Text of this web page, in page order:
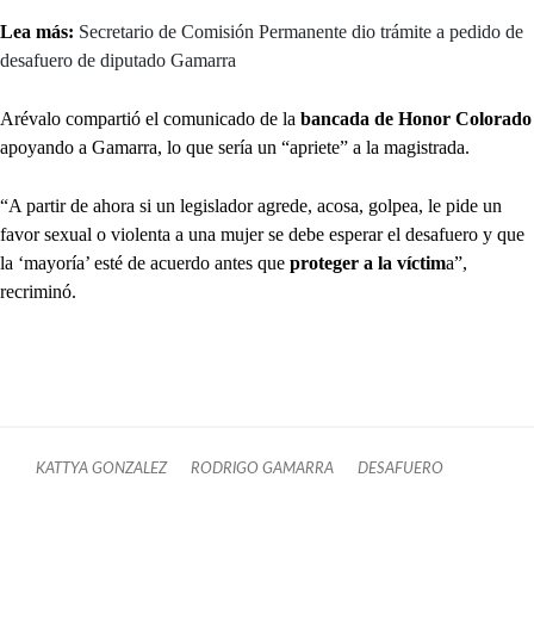
Lea más: Secretario de Comisión Permanente dio trámite a pedido de
desafuero de diputado Gamarra
Arévalo compartió el comunicado de la bancada de Honor Colorado
apoyando a Gamarra, lo que sería un “apriete” a la magistrada.
“A partir de ahora si un legislador agrede, acosa, golpea, le pide un
favor sexual o violenta a una mujer se debe esperar el desafuero y que
la ‘mayoría’ esté de acuerdo antes que proteger a la víctima”,
recriminó.
KATTYA GONZALEZ RODRIGO GAMARRA DESAFUERO